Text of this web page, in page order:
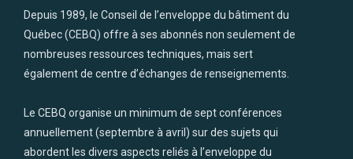
Depuis 1989, le Conseil de l’enveloppe du bâtiment du
Québec (CEBQ) offre à ses abonnés non seulement de
nombreuses ressources techniques, mais sert
également de centre d’échanges de renseignements.
Le CEBQ organise un minimum de sept conférences
annuellement (septembre à avril) sur des sujets qui
abordent les divers aspects reliés à l’enveloppe du